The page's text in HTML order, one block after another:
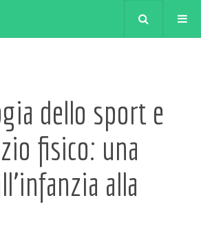
dello sport e
fisico: una
alla